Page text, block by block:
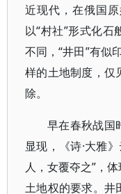
近现代，在俄国
以“村社”形式化
不同，“井田”有似
样的土地制度，仅
除。
早在春秋战国
显现，《诗·大雅
人，女覆夺之”，
土地权的要求。井